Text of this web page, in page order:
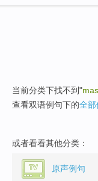
当前分类下找不到"
查看双语例句下的全部
或者看看其他分类：
原声例句